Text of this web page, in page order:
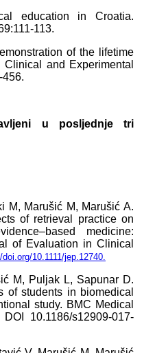
education in Croatia.
of the lifetime
and Experimental
456.
u posljednje tri
M, Marušić M, Marušić A.
of retrieval practice on
medicine:
of Evaluation in Clinical
10.1111/jep.12740.
M, Puljak L, Sapunar D.
of students in biomedical
study. BMC Medical
10.1186/s12909-017-